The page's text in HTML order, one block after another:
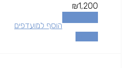
₪1,200
הוסף למועדפים